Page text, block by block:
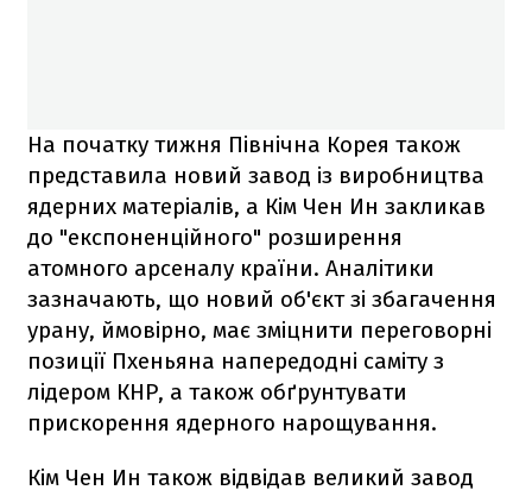
На початку тижня Північна Корея також
представила новий завод із виробництва
ядерних матеріалів, а Кім Чен Ин закликав
до "експоненційного" розширення
атомного арсеналу країни. Аналітики
зазначають, що новий об'єкт зі збагачення
урану, ймовірно, має зміцнити переговорні
позиції Пхеньяна напередодні саміту з
лідером КНР, а також обґрунтувати
прискорення ядерного нарощування.
Кім Чен Ин також відвідав великий завод